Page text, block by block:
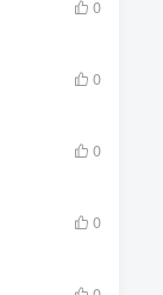
0
0
0
0